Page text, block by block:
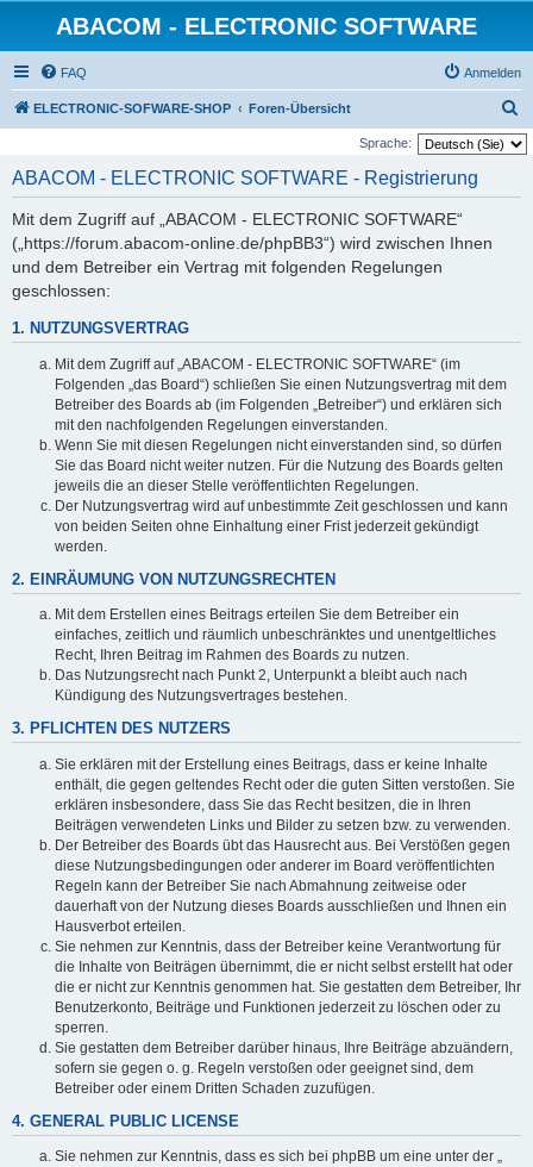
ABACOM - ELECTRONIC SOFTWARE
FAQ Anmelden
ELECTRONIC-SOFWARE-SHOP Foren-Übersicht
u
Sprache:
ABACOM - ELECTRONIC SOFTWARE - Registrierung
Mit dem Zugriff auf „ABACOM - ELECTRONIC SOFTWARE“
(„https://forum.abacom-online.de/phpBB3“) wird zwischen Ihnen
und dem Betreiber ein Vertrag mit folgenden Regelungen
geschlossen:
1. NUTZUNGSVERTRAG
Mit dem Zugriff auf „ABACOM - ELECTRONIC SOFTWARE“ (im
Folgenden „das Board“) schließen Sie einen Nutzungsvertrag mit dem
Betreiber des Boards ab (im Folgenden „Betreiber“) und erklären sich
mit den nachfolgenden Regelungen einverstanden.
Wenn Sie mit diesen Regelungen nicht einverstanden sind, so dürfen
Sie das Board nicht weiter nutzen. Für die Nutzung des Boards gelten
jeweils die an dieser Stelle veröffentlichten Regelungen.
Der Nutzungsvertrag wird auf unbestimmte Zeit geschlossen und kann
von beiden Seiten ohne Einhaltung einer Frist jederzeit gekündigt
werden.
2. EINRÄUMUNG VON NUTZUNGSRECHTEN
Mit dem Erstellen eines Beitrags erteilen Sie dem Betreiber ein
einfaches, zeitlich und räumlich unbeschränktes und unentgeltliches
Recht, Ihren Beitrag im Rahmen des Boards zu nutzen.
Das Nutzungsrecht nach Punkt 2, Unterpunkt a bleibt auch nach
Kündigung des Nutzungsvertrages bestehen.
3. PFLICHTEN DES NUTZERS
Sie erklären mit der Erstellung eines Beitrags, dass er keine Inhalte
enthält, die gegen geltendes Recht oder die guten Sitten verstoßen. Sie
erklären insbesondere, dass Sie das Recht besitzen, die in Ihren
Beiträgen verwendeten Links und Bilder zu setzen bzw. zu verwenden.
Der Betreiber des Boards übt das Hausrecht aus. Bei Verstößen gegen
diese Nutzungsbedingungen oder anderer im Board veröffentlichten
Regeln kann der Betreiber Sie nach Abmahnung zeitweise oder
dauerhaft von der Nutzung dieses Boards ausschließen und Ihnen ein
Hausverbot erteilen.
Sie nehmen zur Kenntnis, dass der Betreiber keine Verantwortung für
die Inhalte von Beiträgen übernimmt, die er nicht selbst erstellt hat oder
die er nicht zur Kenntnis genommen hat. Sie gestatten dem Betreiber, Ihr
Benutzerkonto, Beiträge und Funktionen jederzeit zu löschen oder zu
sperren.
Sie gestatten dem Betreiber darüber hinaus, Ihre Beiträge abzuändern,
sofern sie gegen o. g. Regeln verstoßen oder geeignet sind, dem
Betreiber oder einem Dritten Schaden zuzufügen.
4. GENERAL PUBLIC LICENSE
Sie nehmen zur Kenntnis, dass es sich bei phpBB um eine unter der „